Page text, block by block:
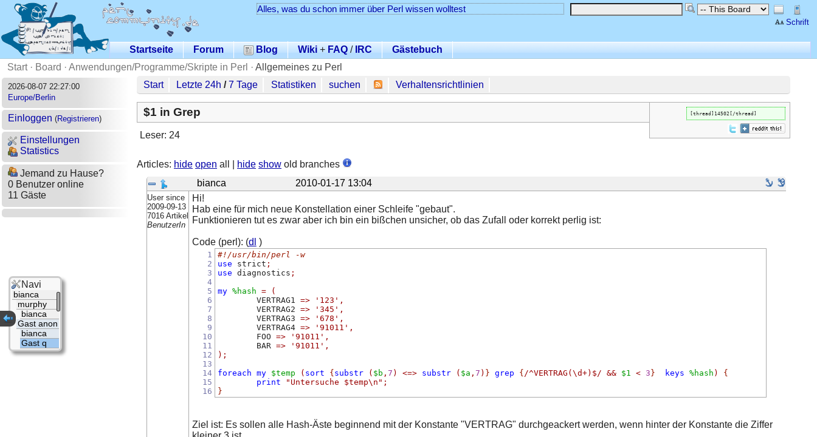
Schrift
Alles, was du schon immer über Perl wissen wolltest
Startseite Forum Blog Wiki+ FAQ /IRC
Gästebuch
Start· Board · Anwendungen/Programme/Skripte in Perl · Allgemeines zu Perl
2026-08-07 22:27:00
Europe/Berlin
Einloggen (Registrieren)
Einstellungen
Statistics
Jemand zu Hause?
0 Benutzer online
11 Gäste
Start Letzte 24h /7 Tage Statistiken suchen Verhaltensrichtlinien
[thread]14502[/thread]
$1 in Grep
Leser: 24
Articles: hide open all | hide show old branches
bianca
2010-01-17 13:04
User since
2009-09-13
7016 Artikel
BenutzerIn
Hi!
Hab eine für mich neue Konstellation einer Schleife "gebaut".
Funktionieren tut es zwar aber ich bin ein bißchen unsicher, ob das Zufall oder korrekt perlig ist:
Code (perl): (dl )
1
2
3
4
5
6
7
8
9
10
11
12
13
14
15
16
#!/usr/bin/perl -w
use strict ;
use diagnostics ;
my %hash =
(
        VERTRAG1
=> '123' ,
        VERTRAG2
=> '345' ,
        VERTRAG3
=> '678' ,
        VERTRAG4
=> '91011' ,
        FOO
=> '91011' ,
        BAR
=> '91011' ,
);
foreach my $temp ( sort { substr ( $b , 7 ) <=> substr ( $a , 7 ) } grep { /^VERTRAG(\d+)$/ && $1 < 3 } keys %hash )
{
print
"Untersuche $temp\n" ;
}
Ziel ist: Es sollen alle Hash-Äste beginnend mit der Konstante "VERTRAG" durchgeackert werden, wenn hinter der Konstante die Ziffer
Navi
bianca
murphy
bianca
Gast anon
bianca
Gast q